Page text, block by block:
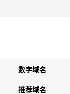
数字域名
推荐域名